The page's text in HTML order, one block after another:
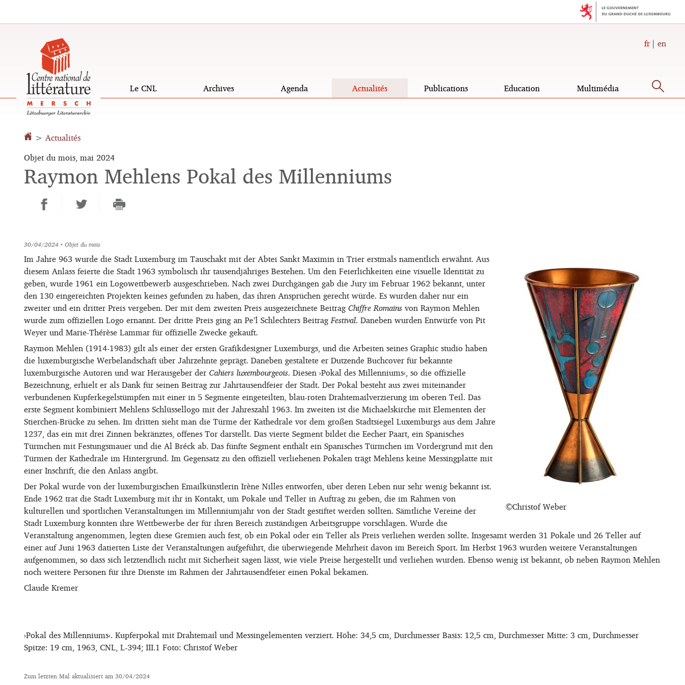
wechseln
fr en
Le CNL Archives Agenda Actualités Publications Education Multimédia
> Actualités
Objet du mois, mai 2024
Raymon Mehlens Pokal des Millenniums
30/04/2024• Objet du mois
©Christof Weber
Im Jahre 963 wurde die Stadt Luxemburg im Tauschakt mit der Abtei Sankt Maximin in Trier erstmals namentlich erwähnt. Aus
diesem Anlass feierte die Stadt 1963 symbolisch ihr tausendjähriges Bestehen. Um den Feierlichkeiten eine visuelle Identität zu
geben, wurde 1961 ein Logowettbewerb ausgeschrieben. Nach zwei Durchgängen gab die Jury im Februar 1962 bekannt, unter
den 130 eingereichten Projekten keines gefunden zu haben, das ihren Ansprüchen gerecht würde. Es wurden daher nur ein
zweiter und ein dritter Preis vergeben. Der mit dem zweiten Preis ausgezeichnete BeitragChiffre Romainsvon Raymon Mehlen
wurde zum offiziellen Logo ernannt. Der dritte Preis ging an Pe’l Schlechters BeitragFestival. Daneben wurden Entwürfe von Pit
Weyer und Marie-Thérèse Lammar für offizielle Zwecke gekauft.
Raymon Mehlen (1914-1983) gilt als einer der ersten Grafikdesigner Luxemburgs, und die Arbeiten seines Graphic studio haben
die luxemburgische Werbelandschaft über Jahrzehnte geprägt. Daneben gestaltete er Dutzende Buchcover für bekannte
luxemburgische Autoren und war Herausgeber derCahiers luxembourgeois. Diesen ›Pokal des Millenniums‹, so die offizielle
Bezeichnung, erhielt er als Dank für seinen Beitrag zur Jahrtausendfeier der Stadt. Der Pokal besteht aus zwei miteinander
verbundenen Kupferkegelstümpfen mit einer in 5 Segmente eingeteilten, blau-roten Drahtemailverzierung im oberen Teil. Das
erste Segment kombiniert Mehlens Schlüssellogo mit der Jahreszahl 1963. Im zweiten ist die Michaelskirche mit Elementen der
Stierchen-Brücke zu sehen. Im dritten sieht man die Türme der Kathedrale vor dem großen Stadtsiegel Luxemburgs aus dem Jahre
1237, das ein mit drei Zinnen bekränztes, offenes Tor darstellt. Das vierte Segment bildet die Eecher Paart, ein Spanisches
Türmchen mit Festungsmauer und die Al Bréck ab. Das fünfte Segment enthält ein Spanisches Türmchen im Vordergrund mit den
Türmen der Kathedrale im Hintergrund. Im Gegensatz zu den offiziell verliehenen Pokalen trägt Mehlens keine Messingplatte mit
einer Inschrift, die den Anlass angibt.
Der Pokal wurde von der luxemburgischen Emailkünstlerin Irène Nilles entworfen, über deren Leben nur sehr wenig bekannt ist.
Ende 1962 trat die Stadt Luxemburg mit ihr in Kontakt, um Pokale und Teller in Auftrag zu geben, die im Rahmen von
kulturellen und sportlichen Veranstaltungen im Millenniumjahr von der Stadt gestiftet werden sollten. Sämtliche Vereine der
Stadt Luxemburg konnten ihre Wettbewerbe der für ihren Bereich zuständigen Arbeitsgruppe vorschlagen. Wurde die
Veranstaltung angenommen, legten diese Gremien auch fest, ob ein Pokal oder ein Teller als Preis verliehen werden sollte. Insgesamt werden 31 Pokale und 26 Teller auf
einer auf Juni 1963 datierten Liste der Veranstaltungen aufgeführt, die überwiegende Mehrheit davon im Bereich Sport. Im Herbst 1963 wurden weitere Veranstaltungen
aufgenommen, so dass sich letztendlich nicht mit Sicherheit sagen lässt, wie viele Preise hergestellt und verliehen wurden. Ebenso wenig ist bekannt, ob neben Raymon Mehlen
noch weitere Personen für ihre Dienste im Rahmen der Jahrtausendfeier einen Pokal bekamen.
Claude Kremer
›Pokal des Millenniums‹. Kupferpokal mit Drahtemail und Messingelementen verziert. Höhe: 34,5 cm, Durchmesser Basis: 12,5 cm, Durchmesser Mitte: 3 cm, Durchmesser
Spitze: 19 cm, 1963, CNL, L-394; III.1 Foto: Christof Weber
Zum letzten Mal aktualisiert am30/04/2024